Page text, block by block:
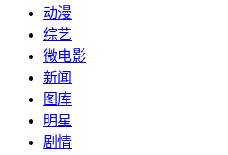
动漫
综艺
微电影
新闻
图库
明星
剧情